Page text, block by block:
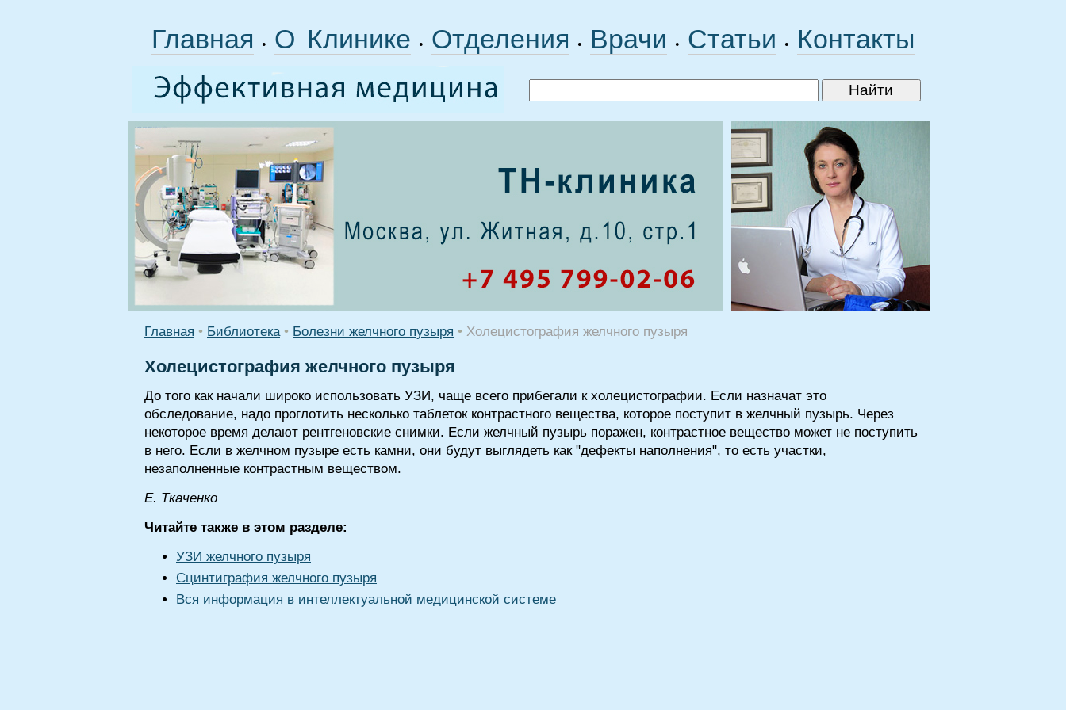
Главная • О Клинике • Отделения • Врачи • Статьи • Контакты
Главная • Библиотека • Болезни желчного пузыря • Холецистография желчного пузыря
Холецистография желчного пузыря
До того как начали широко использовать УЗИ, чаще всего прибегали к холецистографии. Если назначат это
обследование, надо проглотить несколько таблеток контрастного вещества, которое поступит в желчный пузырь. Через
некоторое время делают рентгеновские снимки. Если желчный пузырь поражен, контрастное вещество может не поступить
в него. Если в желчном пузыре есть камни, они будут выглядеть как "дефекты наполнения", то есть участки,
незаполненные контрастным веществом.
E. Tкaчeнкo
Читайте также в этом разделе:
УЗИ желчного пузыря
Сцинтиграфия желчного пузыря
Вся информация в интеллектуальной медицинской системе